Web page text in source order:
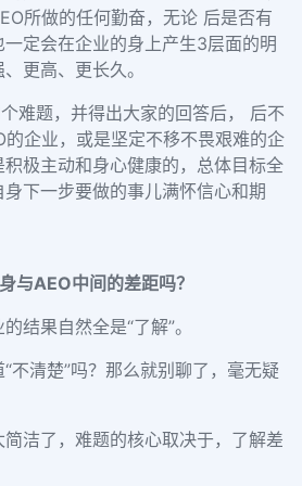
所做的任何勤奋，无论 后是否有
定会在企业的身上产生3层面的明
更高、更长久。
个难题，并得出大家的回答后， 后不
的企业，或是坚定不移不畏艰难的企
极主动和身心健康的，总体目标全
下一步要做的事儿满怀信心和期
与AEO中间的差距吗？
结果自然全是“了解”。
“不清楚”吗？那么就别聊了，毫无疑
洁了，难题的核心取决于，了解差